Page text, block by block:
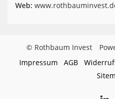
Web:
© Rothbaum Invest
Impressum
AGB